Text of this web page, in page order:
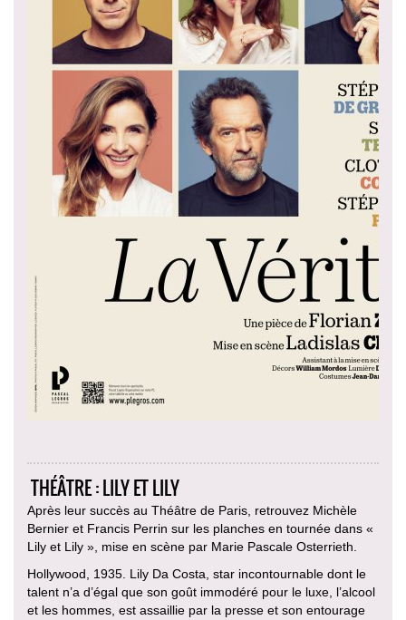
THÉÂTRE : LILY ET LILY
Après leur succès au Théâtre de Paris, retrouvez Michèle
Bernier et Francis Perrin sur les planches en tournée dans «
Lily et Lily », mise en scène par Marie Pascale Osterrieth.
Hollywood, 1935. Lily Da Costa, star incontournable dont le
talent n’a d’égal que son goût immodéré pour le luxe, l’alcool
et les hommes, est assaillie par la presse et son entourage